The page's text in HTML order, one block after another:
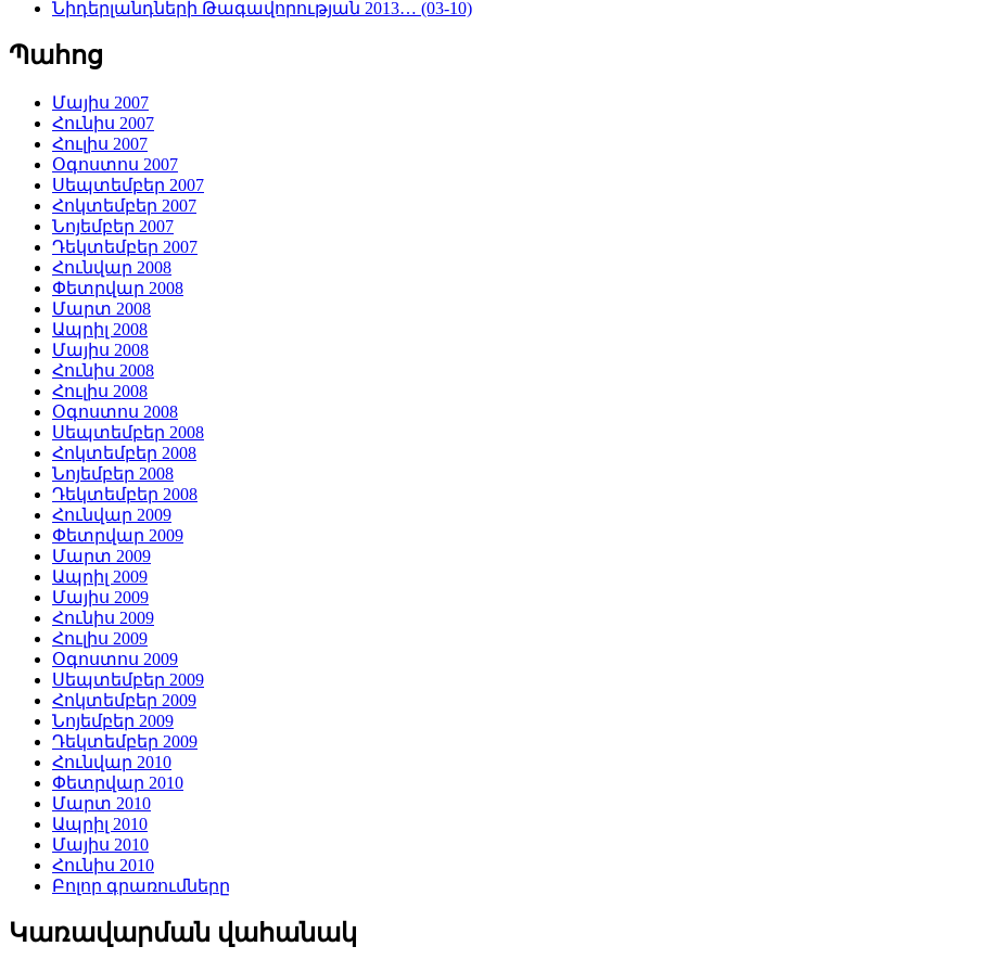
Նիդերլանդների Թագավորության 2013… (03-10)
Պահոց
Մայիս 2007
Հունիս 2007
Հուլիս 2007
Օգոստոս 2007
Սեպտեմբեր 2007
Հոկտեմբեր 2007
Նոյեմբեր 2007
Դեկտեմբեր 2007
Հունվար 2008
Փետրվար 2008
Մարտ 2008
Ապրիլ 2008
Մայիս 2008
Հունիս 2008
Հուլիս 2008
Օգոստոս 2008
Սեպտեմբեր 2008
Հոկտեմբեր 2008
Նոյեմբեր 2008
Դեկտեմբեր 2008
Հունվար 2009
Փետրվար 2009
Մարտ 2009
Ապրիլ 2009
Մայիս 2009
Հունիս 2009
Հուլիս 2009
Օգոստոս 2009
Սեպտեմբեր 2009
Հոկտեմբեր 2009
Նոյեմբեր 2009
Դեկտեմբեր 2009
Հունվար 2010
Փետրվար 2010
Մարտ 2010
Ապրիլ 2010
Մայիս 2010
Հունիս 2010
Բոլոր գրառումները
Կառավարման վահանակ